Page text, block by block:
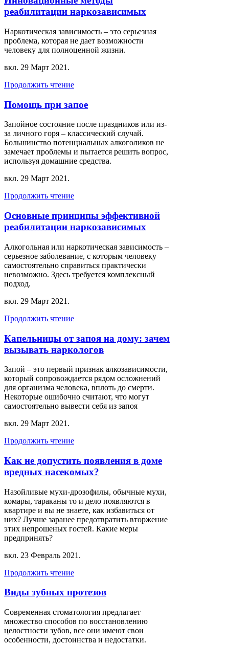
реабилитации наркозависимых
Наркотическая зависимость – это серьезная
проблема, которая не дает возможности
человеку для полноценной жизни.
вкл. 29 Март 2021 .
Продолжить чтение
Помощь при запое
Запойное состояние после праздников или из-
за личного горя – классический случай.
Большинство потенциальных алкоголиков не
замечает проблемы и пытается решить вопрос,
используя домашние средства.
вкл. 29 Март 2021 .
Продолжить чтение
Основные принципы эффективной
реабилитации наркозависимых
Алкогольная или наркотическая зависимость –
серьезное заболевание, с которым человеку
самостоятельно справиться практически
невозможно. Здесь требуется комплексный
подход.
вкл. 29 Март 2021 .
Продолжить чтение
Капельницы от запоя на дому: зачем
вызывать наркологов
Запой – это первый признак алкозависимости,
который сопровождается рядом осложнений
для организма человека, вплоть до смерти.
Некоторые ошибочно считают, что могут
самостоятельно вывести себя из запоя
вкл. 29 Март 2021 .
Продолжить чтение
Как не допустить появления в доме
вредных насекомых?
Назойливые мухи-дрозофилы, обычные мухи,
комары, тараканы то и дело появляются в
квартире и вы не знаете, как избавиться от
них? Лучше заранее предотвратить вторжение
этих непрошеных гостей. Какие меры
предпринять?
вкл. 23 Февраль 2021 .
Продолжить чтение
Виды зубных протезов
Современная стоматология предлагает
множество способов по восстановлению
целостности зубов, все они имеют свои
особенности, достоинства и недостатки.